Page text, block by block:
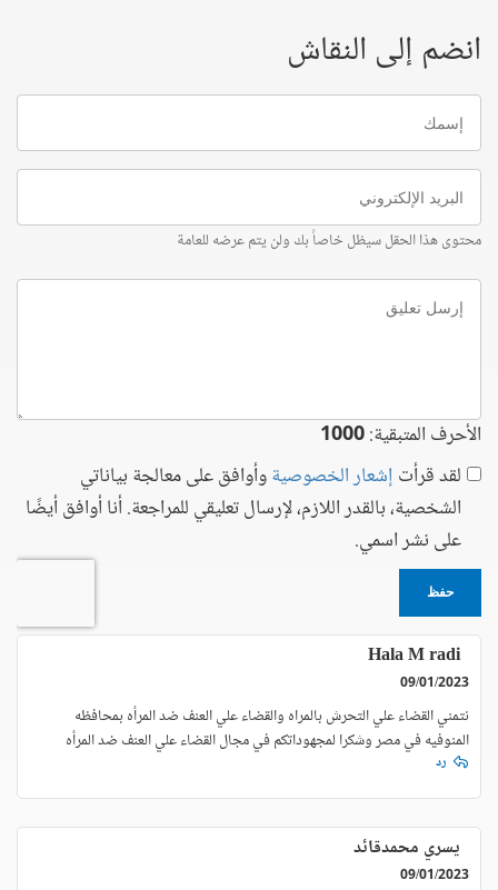
انضم إلى النقاش
إسمك
البريد
الإلكتروني
محتوى هذا الحقل سيظل خاصاً بك ولن يتم عرضه للعامة
إرسل
تعليق
الأحرف المتبقية:1000
لقد قرأت إشعار الخصوصيةوأوافق على معالجة بياناتي
الشخصية، بالقدر اللازم، لإرسال تعليقي للمراجعة. أنا أوافق أيضًا
على نشر اسمي.
حفظ
Hala M radi
09/01/2023
نتمني القضاء علي التحرش بالمراه والقضاء علي العنف ضد المرأه بمحافظه
المنوفيه في مصر وشكرا لمجهوداتكم في مجال القضاء علي العنف ضد المرأه
رد
يسري محمدقائد
09/01/2023